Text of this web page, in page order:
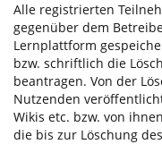
Alle registrierten
gegenüber dem
Lernplattform
bzw. schriftlich die
beantragen. Von der
Nutzenden
Wikis etc. bzw. von
die bis zur Löschung